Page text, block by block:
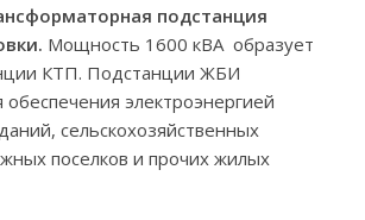
подстанция
Мощность 1600 кВА образует
КТП. Подстанции ЖБИ
обеспечения электроэнергией
сельскохозяйственных
поселков и прочих жилых